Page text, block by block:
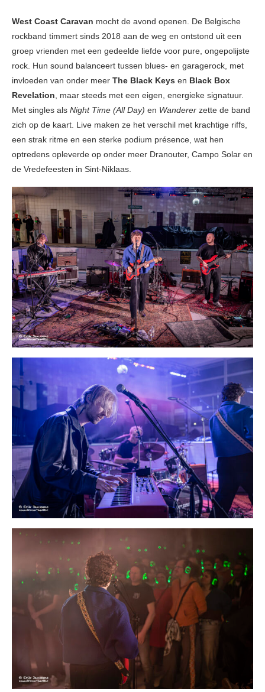
West Coast Caravan mocht de avond openen. De Belgische
rockband timmert sinds 2018 aan de weg en ontstond uit een
groep vrienden met een gedeelde liefde voor pure, ongepolijste
rock. Hun sound balanceert tussen blues- en garagerock, met
invloeden van onder meer The Black Keys en Black Box
Revelation, maar steeds met een eigen, energieke signatuur.
Met singles als Night Time (All Day) en Wanderer zette de band
zich op de kaart. Live maken ze het verschil met krachtige riffs,
een strak ritme en een sterke podium présence, wat hen
optredens opleverde op onder meer Dranouter, Campo Solar en
de Vredefeesten in Sint-Niklaas.